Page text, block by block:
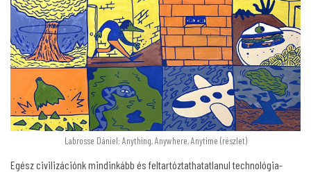
Labrosse Dániel: Anything, Anywhere, Anytime (részlet)
Egész civilizációnk mindinkább és feltartóztathatatlanul technológia-